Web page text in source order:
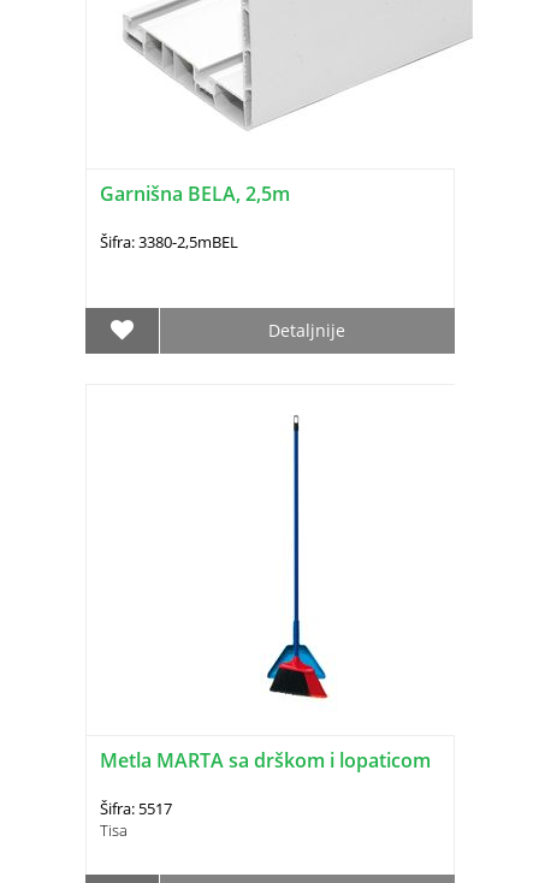
Garnišna BELA, 2,5m
Šifra: 3380-2,5mBEL
Detaljnije
Metla MARTA sa drškom i lopaticom
Šifra: 5517
Tisa